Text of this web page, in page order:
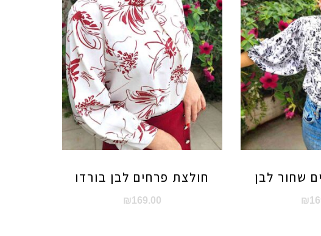
חולצת פרחים לבן בורדו
₪169.00
שחור לבן
₪